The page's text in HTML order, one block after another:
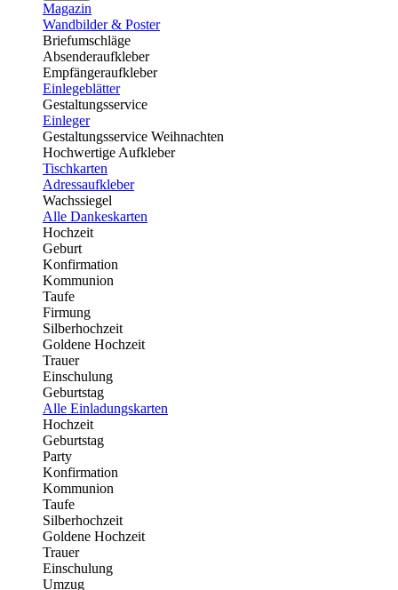
Magazin
Wandbilder & Poster
Briefumschläge
Absenderaufkleber
Empfängeraufkleber
Einlegeblätter
Gestaltungsservice
Einleger
Gestaltungsservice Weihnachten
Hochwertige Aufkleber
Tischkarten
Adressaufkleber
Wachssiegel
Alle Dankeskarten
Hochzeit
Geburt
Konfirmation
Kommunion
Taufe
Firmung
Silberhochzeit
Goldene Hochzeit
Trauer
Einschulung
Geburtstag
Alle Einladungskarten
Hochzeit
Geburtstag
Party
Konfirmation
Kommunion
Taufe
Silberhochzeit
Goldene Hochzeit
Trauer
Einschulung
Umzug